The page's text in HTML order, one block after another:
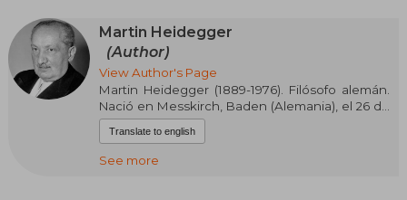
Martin Heidegger
(Author)
View Author's Page
Martin Heidegger (1889-1976). Filósofo alemán.
Nació en Messkirch, Baden (Alemania), el 26 de
septiembre de 1889. Su padre, Friedrich
Heidegger (1851-1924) es sacristán católico y
maestro tonelero, su madre es Johanna
Translate to english
See more